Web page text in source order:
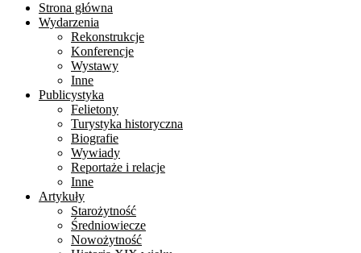
Strona główna
Wydarzenia
Rekonstrukcje
Konferencje
Wystawy
Inne
Publicystyka
Felietony
Turystyka historyczna
Biografie
Wywiady
Reportaże i relacje
Inne
Artykuły
Starożytność
Średniowiecze
Nowożytność